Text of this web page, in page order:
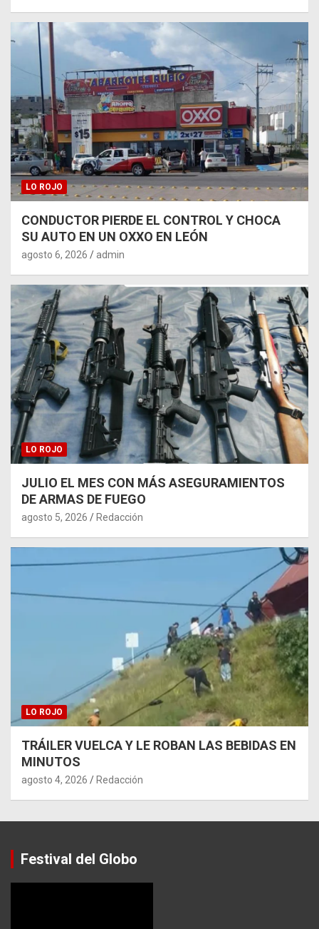
LO ROJO
CONDUCTOR PIERDE EL CONTROL Y CHOCA
SU AUTO EN UN OXXO EN LEÓN
agosto 6, 2026 admin
LO ROJO
JULIO EL MES CON MÁS ASEGURAMIENTOS
DE ARMAS DE FUEGO
agosto 5, 2026 Redacción
LO ROJO
TRÁILER VUELCA Y LE ROBAN LAS BEBIDAS EN
MINUTOS
agosto 4, 2026 Redacción
Festival del Globo